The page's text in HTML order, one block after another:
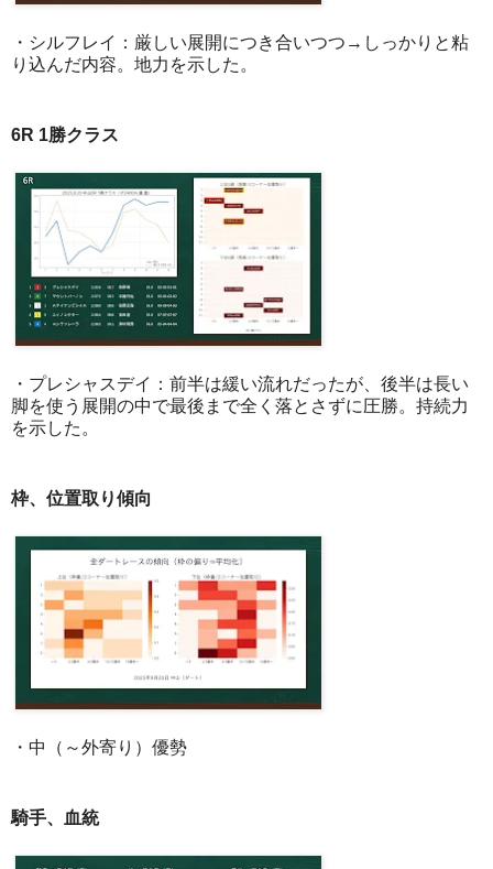
・シルフレイ：厳しい展開につき合いつつ→しっかりと粘
り込んだ内容。地力を示した。
6R 1勝クラス
・プレシャスデイ：前半は緩い流れだったが、後半は長い
脚を使う展開の中で最後まで全く落とさずに圧勝。持続力
を示した。
枠、位置取り傾向
・中（～外寄り）優勢
騎手、血統